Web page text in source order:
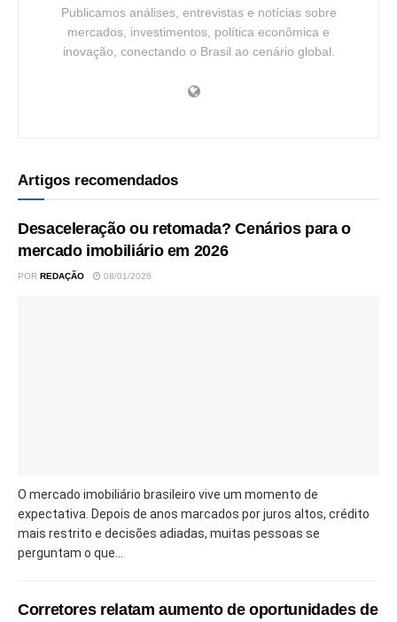
Publicamos análises, entrevistas e notícias sobre
mercados, investimentos, política econômica e
inovação, conectando o Brasil ao cenário global.
Artigos recomendados
Desaceleração ou retomada? Cenários para o
mercado imobiliário em 2026
POR REDAÇÃO 08/01/2026
O mercado imobiliário brasileiro vive um momento de
expectativa. Depois de anos marcados por juros altos, crédito
mais restrito e decisões adiadas, muitas pessoas se
perguntam o que...
Corretores relatam aumento de oportunidades de